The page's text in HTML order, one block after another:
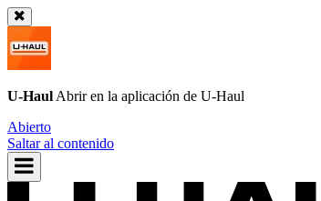
U-Haul Abrir en la aplicación de U-Haul
Abierto
Saltar al contenido